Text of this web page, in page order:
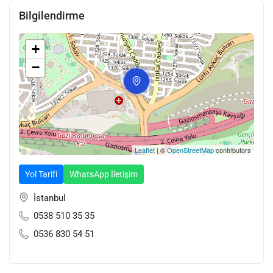
Bilgilendirme
+
−
Leaflet | ©OpenStreetMapcontributors
Yol Tarifi WhatsApp İletişim
İstanbul
0538 510 35 35
0536 830 54 51